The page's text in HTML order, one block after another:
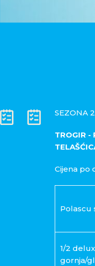
SEZONA
TROGIR -
Cijena po
Polascu
1/2
gornja/